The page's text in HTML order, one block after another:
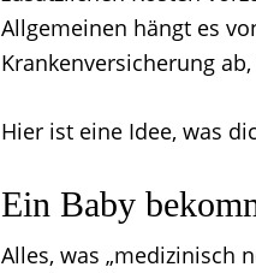
Allgemeinen hängt es
Krankenversicherung ab,
Hier ist eine Idee, was
Ein Baby
Alles, was „medizinisch